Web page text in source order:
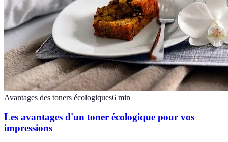
Avantages des toners écologiques6 min
Les avantages d'un toner écologique pour vos
impressions